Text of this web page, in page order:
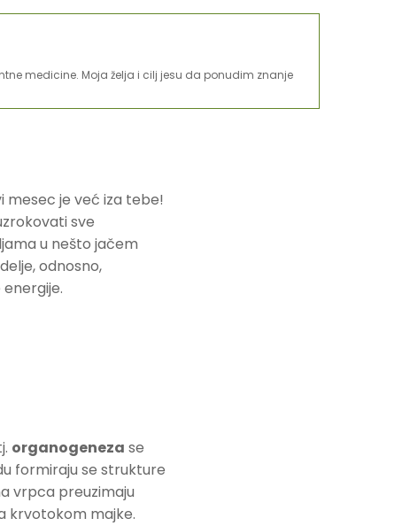
medicine. Moja želja i cilj jesu da ponudim znanje
mesec je već iza tebe!
sve
u nešto jačem
odnosno,
organogeneza se
formiraju se strukture
vrpca preuzimaju
krvotokom majke.